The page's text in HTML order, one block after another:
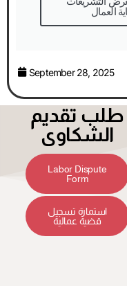
العمال
September 28, 2025
طلب تقديم
الشكاوى
Labor Dispute
Form
استمارة تسجيل
قضية عمالية